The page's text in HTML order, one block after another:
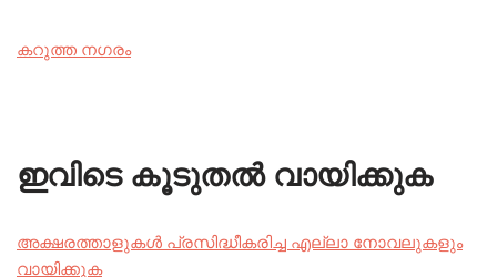
കറുത്ത നഗരം
ഇവിടെ കൂടുതൽ വായിക്കുക
അക്ഷരത്താളുകൾ പ്രസിദ്ധീകരിച്ച എല്ലാ നോവലുകളും
വായിക്കുക